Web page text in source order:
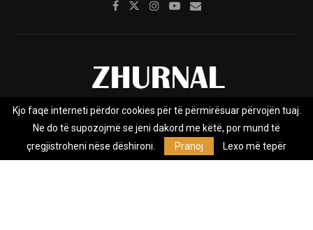
Rreth nesh Impresumi Marketing
Kontakt
Privacy Policy
Zhurnal.mk është Agjenci e Lajmeve e pavarur, e themeluar në vitin
Kjo faqe interneti përdor cookies për të përmirësuar përvojën tuaj.
Ne do të supozojmë se jeni dakord me këtë, por mund të
çregjistroheni nëse dëshironi.
Pranoj Lexo më tepër